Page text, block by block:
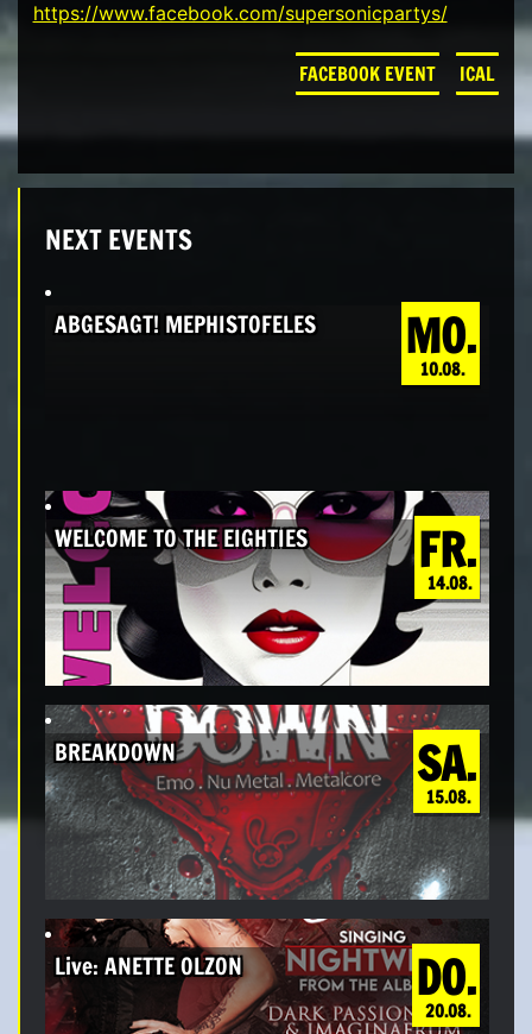
https://www.facebook.com/supersonicpartys/
FACEBOOK EVENT ICAL
NEXT EVENTS
MO.
10.08.
ABGESAGT! MEPHISTOFELES
FR.
14.08.
WELCOME TO THE EIGHTIES
SA.
15.08.
BREAKDOWN
DO.
20.08.
Live: ANETTE OLZON